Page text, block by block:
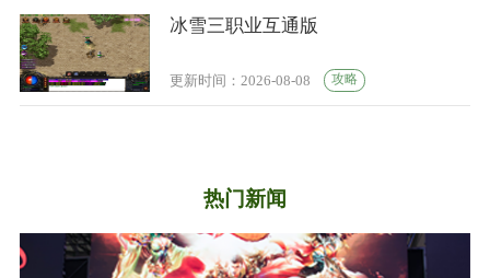
冰雪三职业互通版
更新时间：2026-08-08 攻略
热门新闻